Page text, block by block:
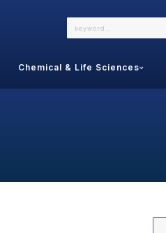
Chemical & Life Sciences
調査の種
トッ